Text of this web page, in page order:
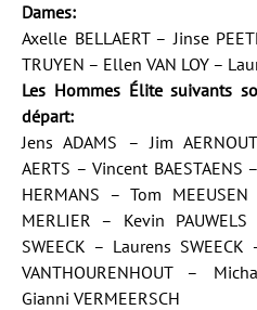
Dames:
Axelle BELLAERT – Jinse
TRUYEN – Ellen VAN LOY –
Les Hommes Élite suivants
départ:
Jens ADAMS – Jim
AERTS – Vincent
HERMANS – Tom
MERLIER – Kevin
SWEECK – Laurens
VANTHOURENHOUT –
Gianni VERMEERSCH